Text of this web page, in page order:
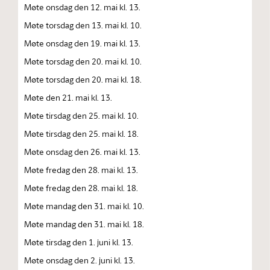
Møte onsdag den 12. mai kl. 13.
Møte torsdag den 13. mai kl. 10.
Møte onsdag den 19. mai kl. 13.
Møte torsdag den 20. mai kl. 10.
Møte torsdag den 20. mai kl. 18.
Møte den 21. mai kl. 13.
Møte tirsdag den 25. mai kl. 10.
Møte tirsdag den 25. mai kl. 18.
Møte onsdag den 26. mai kl. 13.
Møte fredag den 28. mai kl. 13.
Møte fredag den 28. mai kl. 18.
Møte mandag den 31. mai kl. 10.
Møte mandag den 31. mai kl. 18.
Møte tirsdag den 1. juni kl. 13.
Møte onsdag den 2. juni kl. 13.